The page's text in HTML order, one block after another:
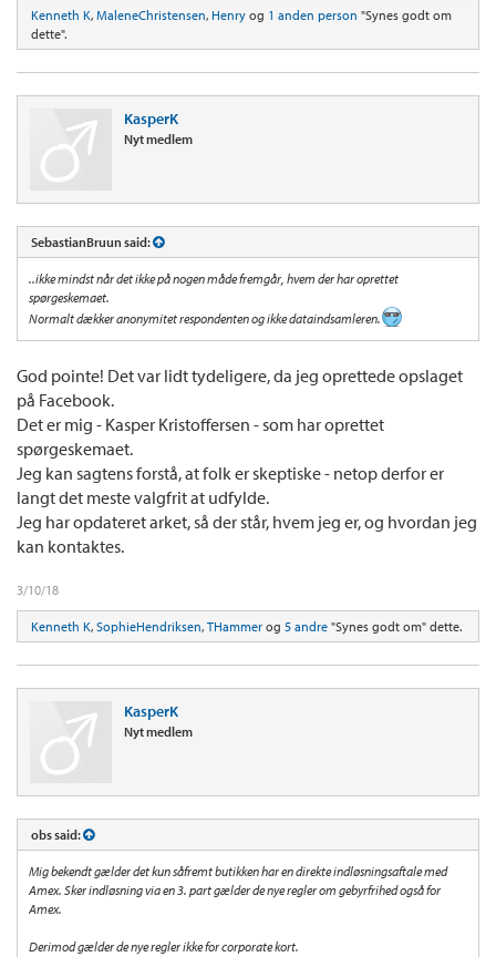
Kenneth K, MaleneChristensen, Henry og 1 anden person "Synes godt om
dette".
KasperK
Nyt medlem
SebastianBruun said:
..ikke mindst når det ikke på nogen måde fremgår, hvem der har oprettet
spørgeskemaet.
Normalt dækker anonymitet respondenten og ikke dataindsamleren.
God pointe! Det var lidt tydeligere, da jeg oprettede opslaget
på Facebook.
Det er mig - Kasper Kristoffersen - som har oprettet
spørgeskemaet.
Jeg kan sagtens forstå, at folk er skeptiske - netop derfor er
langt det meste valgfrit at udfylde.
Jeg har opdateret arket, så der står, hvem jeg er, og hvordan jeg
kan kontaktes.
3/10/18
Kenneth K, SophieHendriksen, THammer og 5 andre "Synes godt om" dette.
KasperK
Nyt medlem
obs said:
Mig bekendt gælder det kun såfremt butikken har en direkte indløsningsaftale med
Amex. Sker indløsning via en 3. part gælder de nye regler om gebyrfrihed også for
Amex.
Derimod gælder de nye regler ikke for corporate kort.